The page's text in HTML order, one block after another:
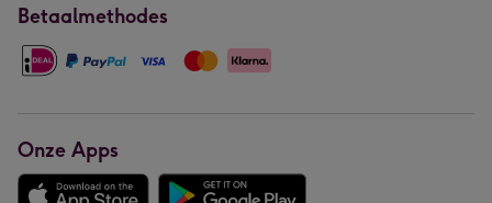
Betaalmethodes
Onze Apps